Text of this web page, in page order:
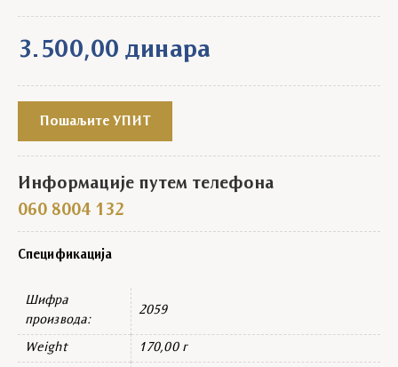
3.500,00динара
Пошаљите УПИТ
Информације путем телефона
060 8004 132
Спецификација
Шифра
производа:
2059
Weight 170,00 г